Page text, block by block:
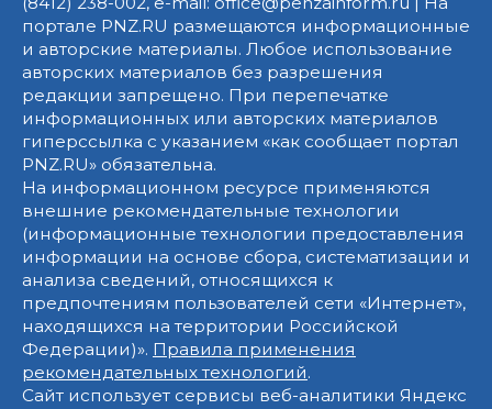
портале PNZ.RU размещаются информационные
и авторские материалы. Любое использование
авторских материалов без разрешения
редакции запрещено. При перепечатке
информационных или авторских материалов
гиперссылка с указанием «как сообщает портал
PNZ.RU» обязательна.
На информационном ресурсе применяются
внешние рекомендательные технологии
(информационные технологии предоставления
информации на основе сбора, систематизации и
анализа сведений, относящихся к
предпочтениям пользователей сети «Интернет»,
находящихся на территории Российской
Федерации)». Правила применения
рекомендательных технологий.
Сайт использует сервисы веб-аналитики Яндекс